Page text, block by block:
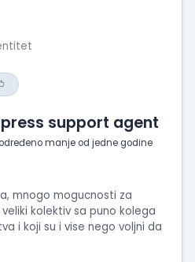
support agent
manje od jedne godine
mnogo mogucnosti za
kolektiv sa puno kolega
i koji su i vise nego voljni da